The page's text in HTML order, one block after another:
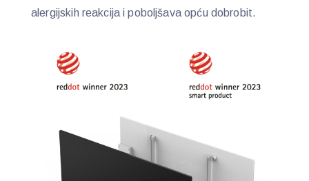
alergijskih reakcija i poboljšava opću dobrobit.